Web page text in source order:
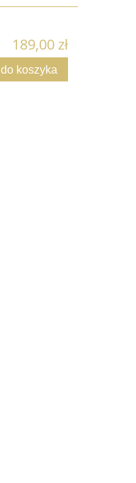
189,00 zł
do koszyka